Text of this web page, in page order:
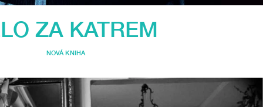
ZA KATREM
NOVÁ KNIHA